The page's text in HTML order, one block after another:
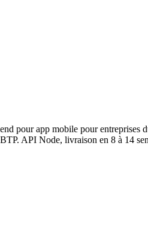
pour app mobile pour entreprises
API Node, livraison en 8 à 14